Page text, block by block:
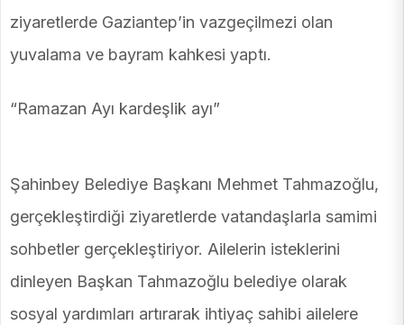
ziyaretlerde Gaziantep’in vazgeçilmezi olan
yuvalama ve bayram kahkesi yaptı.
“Ramazan Ayı kardeşlik ayı”
Şahinbey Belediye Başkanı Mehmet Tahmazoğlu,
gerçekleştirdiği ziyaretlerde vatandaşlarla samimi
sohbetler gerçekleştiriyor. Ailelerin isteklerini
dinleyen Başkan Tahmazoğlu belediye olarak
sosyal yardımları artırarak ihtiyaç sahibi ailelere